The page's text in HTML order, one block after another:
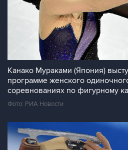
Канако Мураками (Япония)
программе женского
соревнованиях по фигурному
Фото: РИА Новости